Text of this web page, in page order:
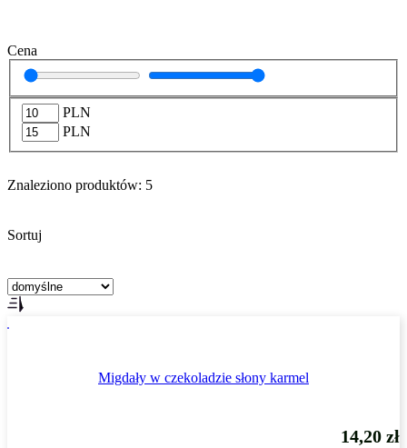
Cena
PLN
PLN
Znaleziono produktów: 5
Sortuj
Migdały w czekoladzie słony karmel
14,20 zł